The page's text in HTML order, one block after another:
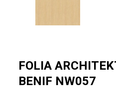
FOLIA
BENIF NW057